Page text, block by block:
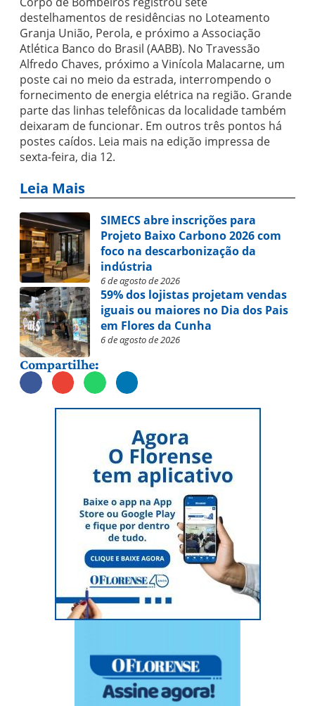
destelhamentos de residências no Loteamento
Granja União, Perola, e próximo a Associação
Atlética Banco do Brasil (AABB). No Travessão
Alfredo Chaves, próximo a Vinícola Malacarne, um
poste cai no meio da estrada, interrompendo o
fornecimento de energia elétrica na região. Grande
parte das linhas telefônicas da localidade também
deixaram de funcionar. Em outros três pontos há
postes caídos. Leia mais na edição impressa de
sexta-feira, dia 12.
Leia Mais
SIMECS abre inscrições para
Projeto Baixo Carbono 2026 com
foco na descarbonização da
indústria
6 de agosto de 2026
59% dos lojistas projetam vendas
iguais ou maiores no Dia dos Pais
em Flores da Cunha
6 de agosto de 2026
Compartilhe: